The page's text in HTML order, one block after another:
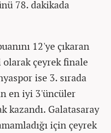
78. dakikada
12'ye çıkaran
çeyrek finale
ise 3. sırada
en iyi 3'üncüler
kazandı. Galatasaray
için çeyrek